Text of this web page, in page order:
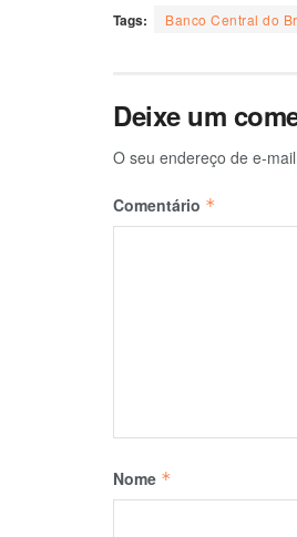
Tags: Banco Central do
Deixe um
O seu endereço de e-
Comentário *
Nome *